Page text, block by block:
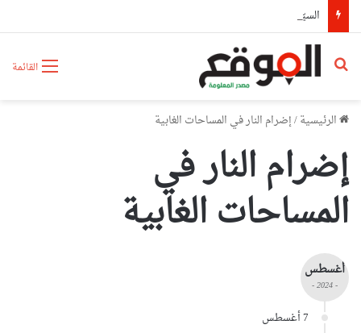
القائمة بحث عن
الرئيسية/إضرام النار في المساحات الغابية
إضرام النار في
المساحات الغابية
أغسطس
- 2024 -
7 أغسطس